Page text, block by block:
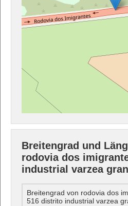
Breitengrad und
rodovia dos
industrial varzea
Breitengrad von rodovia dos
516 distrito industrial varzea